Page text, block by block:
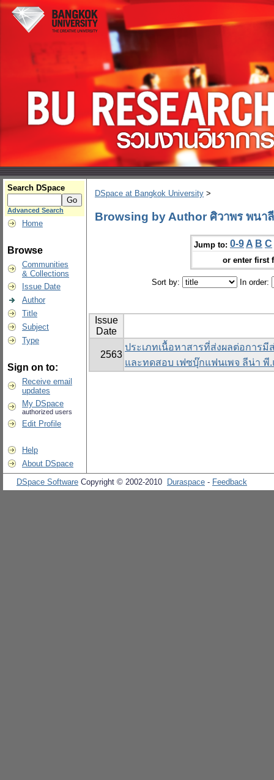
Search DSpace
Advanced Search
Home
Browse
Communities
& Collections
Issue Date
Author
Title
Subject
Type
Sign on to:
Receive email
updates
My DSpace
authorized users
Edit Profile
Help
About DSpace
DSpace at Bangkok University >
Browsing by Author ศิวาพร พนาลี
Jump to: 0-9 A B C
or enter first
Sort by: In order:
Issue
Date
2563
ประเภทเนื้อหาสารที่ส่งผลต่อการ
และทดสอบ เฟซบุ๊กแฟนเพจ ลีน่า พี
DSpace Software Copyright © 2002-2010 Duraspace - Feedback